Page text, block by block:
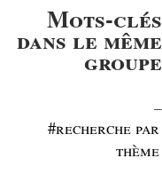
Mots-clés
dans le même
groupe
#recherche par
thème